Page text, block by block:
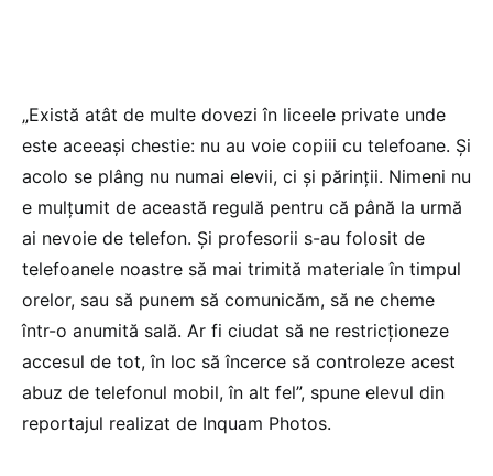
„Există atât de multe dovezi în liceele private unde
este aceeași chestie: nu au voie copiii cu telefoane. Și
acolo se plâng nu numai elevii, ci și părinții. Nimeni nu
e mulțumit de această regulă pentru că până la urmă
ai nevoie de telefon. Și profesorii s-au folosit de
telefoanele noastre să mai trimită materiale în timpul
orelor, sau să punem să comunicăm, să ne cheme
într-o anumită sală. Ar fi ciudat să ne restricționeze
accesul de tot, în loc să încerce să controleze acest
abuz de telefonul mobil, în alt fel”, spune elevul din
reportajul realizat de Inquam Photos.